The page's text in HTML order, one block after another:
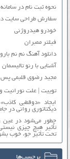
نحوه ثبت نام در
سفارش طراحی سایت
خودرو هیدروژنی
فیلتر ممبران
دانلود آهنگ نم نم
آشنایی با رنو تالیسمان
مجید رضوی قلبمی پس
توییت | علت نورانیت
ایجاد «دوقطبی
دیکتاتوری روانی در
چطور می‌شود در عین
تأثیر هیچ چیزی
تحت تأثیر جوّ، خوب
برچسب‌ها